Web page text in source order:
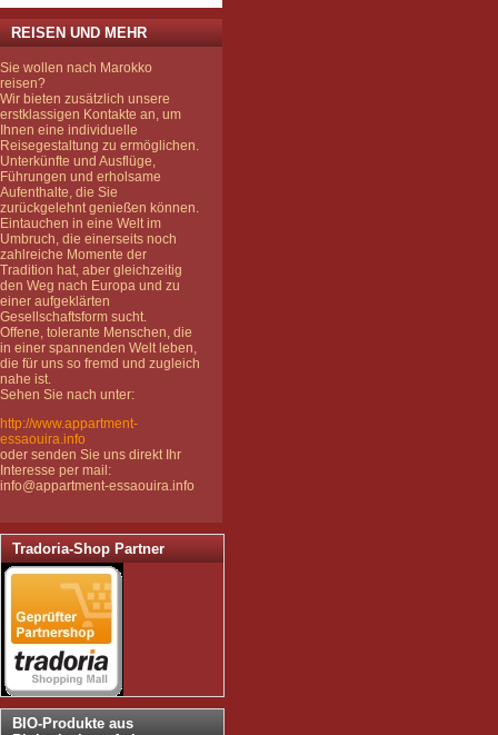
REISEN UND MEHR
Sie wollen nach Marokko
reisen?
Wir bieten zusätzlich unsere
erstklassigen Kontakte an, um
Ihnen eine individuelle
Reisegestaltung zu ermöglichen.
Unterkünfte und Ausflüge,
Führungen und erholsame
Aufenthalte, die Sie
zurückgelehnt genießen können.
Eintauchen in eine Welt im
Umbruch, die einerseits noch
zahlreiche Momente der
Tradition hat, aber gleichzeitig
den Weg nach Europa und zu
einer aufgeklärten
Gesellschaftsform sucht.
Offene, tolerante Menschen, die
in einer spannenden Welt leben,
die für uns so fremd und zugleich
nahe ist.
Sehen Sie nach unter:
http://www.appartment-
essaouira.info
oder senden Sie uns direkt Ihr
Interesse per mail:
info@appartment-essaouira.info
Tradoria-Shop Partner
BIO-Produkte aus